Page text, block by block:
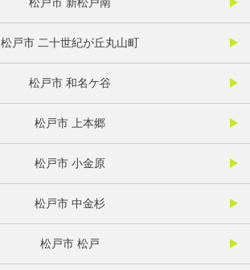
松戸市 二十世紀が丘丸山町
松戸市 和名ケ谷
松戸市 上本郷
松戸市 小金原
松戸市 中金杉
松戸市 松戸